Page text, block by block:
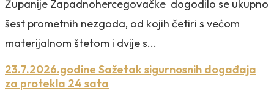
Županije Zapadnohercegovačke dogodilo se ukupno
šest prometnih nezgoda, od kojih četiri s većom
materijalnom štetom i dvije s...
23.7.2026.godine Sažetak sigurnosnih događaja
za protekla 24 sata